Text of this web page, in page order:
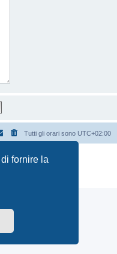
fornire la
Tutti gli orari sono UTC+02:00
© phpBB Limited